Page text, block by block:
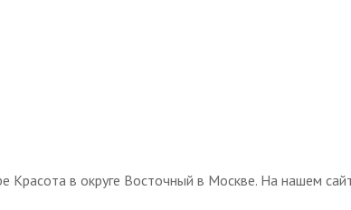
в округе Восточный в Москве. На нашем